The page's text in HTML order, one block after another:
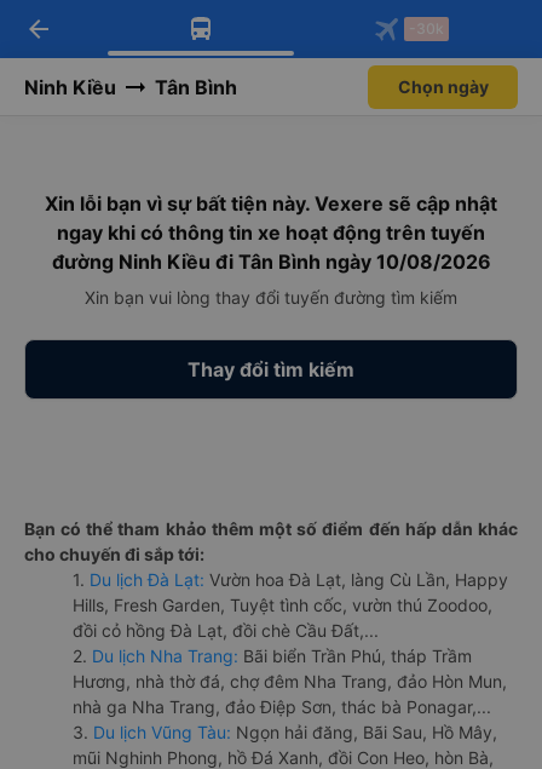
Tải app Vexere ngay!
Nhận ưu đãi thành viên độc
Mở app
Tải app Vexere
-30k/ghế khi đặt vé máy bay qua
Mở app
arrow_back -30k
Ninh Kiều Tân Bình Chọn ngày
Xin lỗi bạn vì sự bất tiện này. Vexere sẽ cập nhật
ngay khi có thông tin xe hoạt động trên tuyến
đường Ninh Kiều đi Tân Bình ngày 10/08/2026
Xin bạn vui lòng thay đổi tuyến đường tìm kiếm
Thay đổi tìm kiếm
Bạn có thể tham khảo thêm một số điểm đến hấp dẫn khác
cho chuyến đi sắp tới:
1. Du lịch Đà Lạt: Vườn hoa Đà Lạt, làng Cù Lần, Happy
Hills, Fresh Garden, Tuyệt tình cốc, vườn thú Zoodoo,
đồi cỏ hồng Đà Lạt, đồi chè Cầu Đất,...
2. Du lịch Nha Trang: Bãi biển Trần Phú, tháp Trầm
Hương, nhà thờ đá, chợ đêm Nha Trang, đảo Hòn Mun,
nhà ga Nha Trang, đảo Điệp Sơn, thác bà Ponagar,...
3. Du lịch Vũng Tàu: Ngọn hải đăng, Bãi Sau, Hồ Mây,
mũi Nghinh Phong, hồ Đá Xanh, đồi Con Heo, hòn Bà,